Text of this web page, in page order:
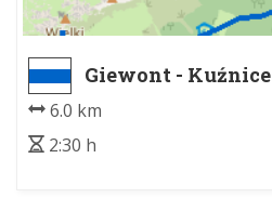
Giewont - Kuźnice
6.0 km
2:30 h